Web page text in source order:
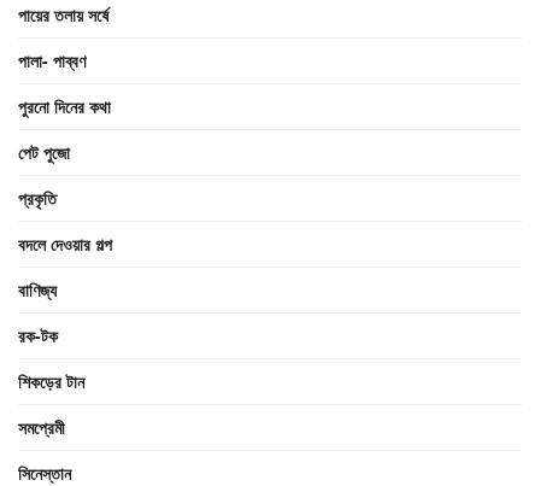
পায়ের তলায় সর্ষে
পালা- পাব্বণ
পুরনো দিনের কথা
পেট পুজো
প্রকৃতি
বদলে দেওয়ার গল্প
বাণিজ্য
রক-টক
শিকড়ের টান
সমপ্রেমী
সিনেস্তান